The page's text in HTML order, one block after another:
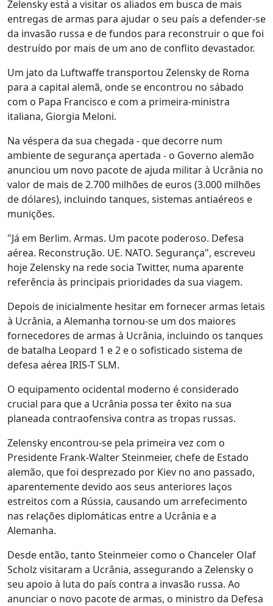
Zelensky está a visitar os aliados em busca de mais
entregas de armas para ajudar o seu país a defender-se
da invasão russa e de fundos para reconstruir o que foi
destruído por mais de um ano de conflito devastador.
Um jato da Luftwaffe transportou Zelensky de Roma
para a capital alemã, onde se encontrou no sábado
com o Papa Francisco e com a primeira-ministra
italiana, Giorgia Meloni.
Na véspera da sua chegada - que decorre num
ambiente de segurança apertada - o Governo alemão
anunciou um novo pacote de ajuda militar à Ucrânia no
valor de mais de 2.700 milhões de euros (3.000 milhões
de dólares), incluindo tanques, sistemas antiaéreos e
munições.
"Já em Berlim. Armas. Um pacote poderoso. Defesa
aérea. Reconstrução. UE. NATO. Segurança", escreveu
hoje Zelensky na rede socia Twitter, numa aparente
referência às principais prioridades da sua viagem.
Depois de inicialmente hesitar em fornecer armas letais
à Ucrânia, a Alemanha tornou-se um dos maiores
fornecedores de armas à Ucrânia, incluindo os tanques
de batalha Leopard 1 e 2 e o sofisticado sistema de
defesa aérea IRIS-T SLM.
O equipamento ocidental moderno é considerado
crucial para que a Ucrânia possa ter êxito na sua
planeada contraofensiva contra as tropas russas.
Zelensky encontrou-se pela primeira vez com o
Presidente Frank-Walter Steinmeier, chefe de Estado
alemão, que foi desprezado por Kiev no ano passado,
aparentemente devido aos seus anteriores laços
estreitos com a Rússia, causando um arrefecimento
nas relações diplomáticas entre a Ucrânia e a
Alemanha.
Desde então, tanto Steinmeier como o Chanceler Olaf
Scholz visitaram a Ucrânia, assegurando a Zelensky o
seu apoio à luta do país contra a invasão russa. Ao
anunciar o novo pacote de armas, o ministro da Defesa